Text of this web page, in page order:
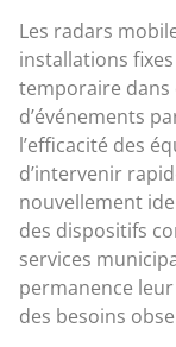
Les radars
installations
temporaire dans
d’événements
l’efficacité des
d’intervenir
nouvellement
des dispositifs
services
permanence
des besoins